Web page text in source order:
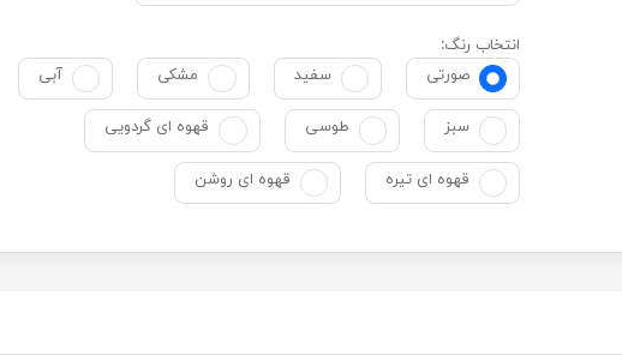
انتخاب رنگ:
صورتی
سفید مشکی آبی
سبز طوسی قهوه ای گردویی
قهوه ای تیره قهوه ای روشن